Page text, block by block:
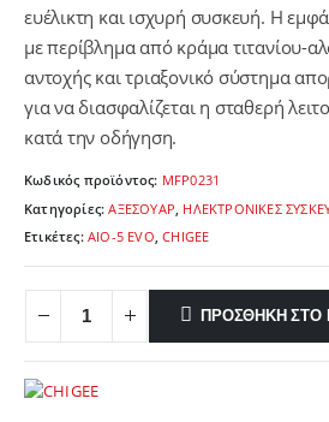
ευέλικτη και ισχυρή συσκευή. Η
με περίβλημα από κράμα τιτανίου-
αντοχής και τριαξονικό σύστημα
για να διασφαλίζεται η σταθερή
κατά την οδήγηση.
Κωδικός προϊόντος: MFP0231
Κατηγορίες:ΑΞΕΣΟΥΑΡ ΗΛΕΚΤΡΟΝΙΚΕΣ
Ετικέτες: AIO-5 EVO,CHIGEE
ΠΡΟΣΘΉΚΗ ΣΤΟ